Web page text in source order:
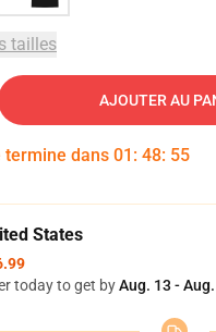
tailles
AJOUTER AU
termine dans 01 : 48: 54
States
today to get byAug. 13 -